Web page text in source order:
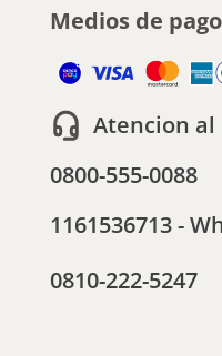
Medios de pago
Atencion
0800-555-0088
1161536713 -
0810-222-5247